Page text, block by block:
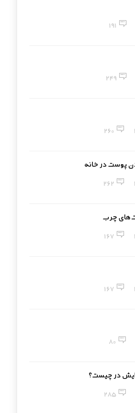
191
249
260
پوست در خانه
262
چرب
167
167
80
آرایش در چیست؟
285